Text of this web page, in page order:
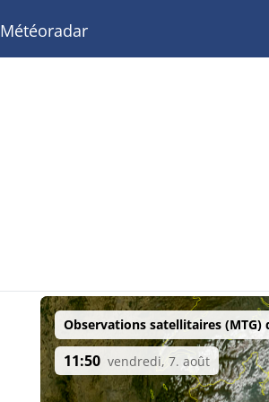
Météoradar
Observations satellitaires (MTG)
11:50 vendredi, 7. août